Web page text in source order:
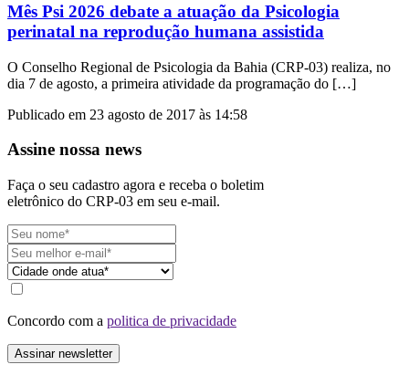
Mês Psi 2026 debate a atuação da Psicologia
perinatal na reprodução humana assistida
O Conselho Regional de Psicologia da Bahia (CRP-03) realiza, no
dia 7 de agosto, a primeira atividade da programação do […]
Publicado em 23 agosto de 2017 às 14:58
Assine nossa news
Faça o seu cadastro agora e receba o boletim
eletrônico do CRP-03 em seu e-mail.
Concordo com a politica de privacidade